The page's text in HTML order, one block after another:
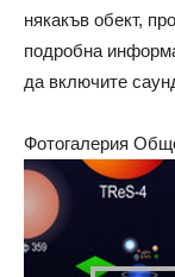
някакъв обект,
подробна
да включите
Фотогалерия